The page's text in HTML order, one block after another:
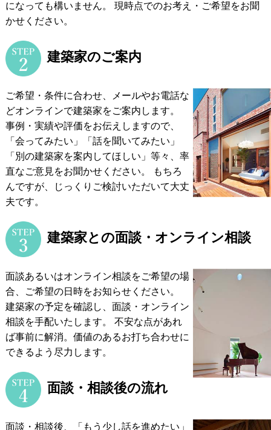
になっても構いません。
現時点でのお考え・ご希望をお聞
かせください。
建築家のご案内
ご希望・条件に合わせ、メールやお電話な
どオンラインで建築家をご案内します。
事例・実績や評価をお伝えしますので、
「会ってみたい」「話を聞いてみたい」
「別の建築家を案内してほしい」等々、率
直なご意見をお聞かせください。
もちろ
んですが、じっくりご検討いただいて大丈
夫です。
建築家との面談・オンライン相談
面談あるいはオンライン相談をご希望の場
合、ご希望の日時をお知らせください。
建築家の予定を確認し、面談・オンライン
相談を手配いたします。
不安な点があれ
ば事前に解消。価値のあるお打ち合わせに
できるよう尽力します。
面談・相談後の流れ
面談・相談後、「もう少し話を進めたい」